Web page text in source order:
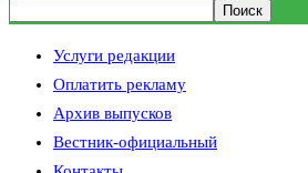
Услуги редакции
Оплатить рекламу
Архив выпусков
Вестник-официальный